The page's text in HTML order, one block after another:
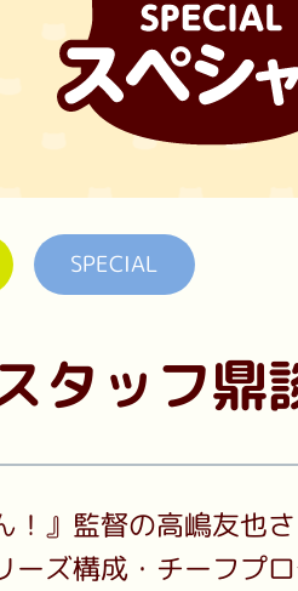
SPECIAL
タッフ鼎
！』監督の高嶋友也
ーズ構成・チーフプ